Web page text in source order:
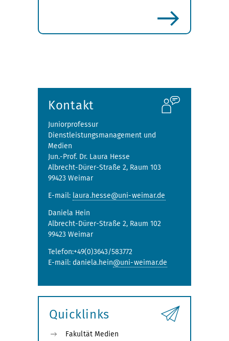
Kontakt
Juniorprofessur
Dienstleistungsmanagement und
Medien
Jun.-Prof. Dr. Laura Hesse
Albrecht-Dürer-Straße 2, Raum 103
99423 Weimar
E-mail: laura.hesse@uni-weimar.de
Daniela Hein
Albrecht-Dürer-Straße 2, Raum 102
99423 Weimar
Telefon:+49(0)3643/583772
E-mail: daniela.hein@uni-weimar.de
Quicklinks
Fakultät Medien